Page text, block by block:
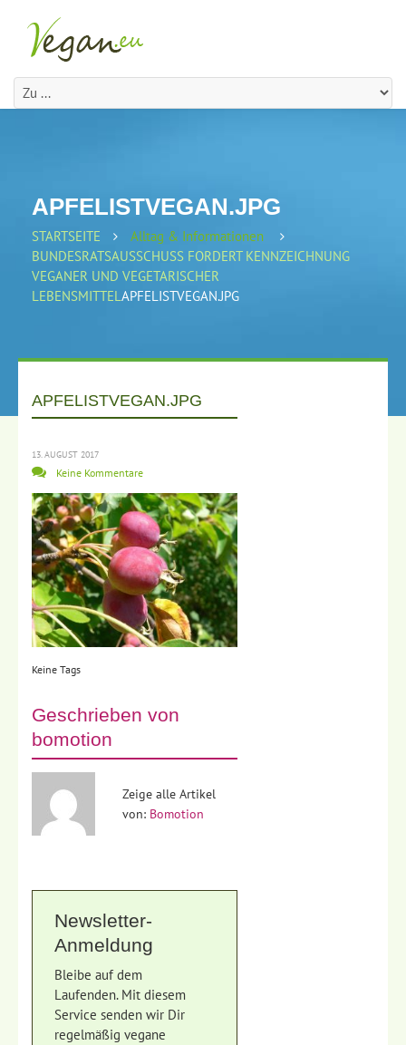
APFELISTVEGAN.JPG
STARTSEITE
Alltag & Informationen
BUNDESRATSAUSSCHUSS FORDERT KENNZEICHNUNG
VEGANER UND VEGETARISCHER
LEBENSMITTELAPFELISTVEGAN.JPG
APFELISTVEGAN.JPG
13. AUGUST 2017
Keine Kommentare
Keine Tags
Geschrieben von
bomotion
Zeige alle Artikel
von: Bomotion
Newsletter-
Anmeldung
Bleibe auf dem
Laufenden. Mit diesem
Service senden wir Dir
regelmäßig vegane